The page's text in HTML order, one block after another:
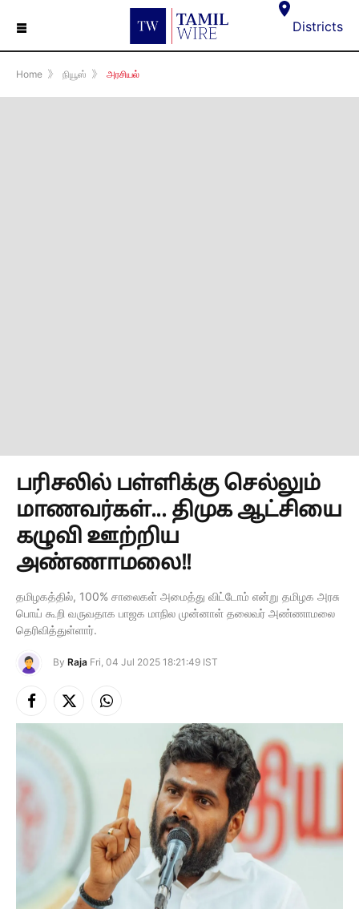
☰ Districts
Home 》 நியூஸ் 》 அரசியல்
பரிசலில் பள்ளிக்கு செல்லும்
மாணவர்கள்... திமுக ஆட்சியை
கழுவி ஊற்றிய
அண்ணாமலை!!
தமிழகத்தில், 100% சாலைகள் அமைத்து விட்டோம் என்று தமிழக அரசு
பொய் கூறி வருவதாக பாஜக மாநில முன்னாள் தலைவர் அண்ணாமலை
தெரிவித்துள்ளார்.
By Raja Fri, 04 Jul 2025 18:21:49 IST
Facebook
X
(Twitter)
Instagram